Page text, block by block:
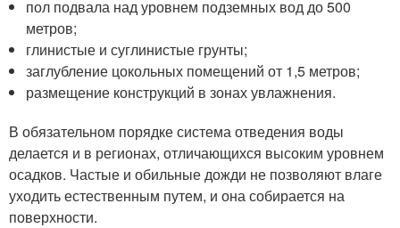
пол подвала над уровнем подземных вод до 500
метров;
глинистые и суглинистые грунты;
заглубление цокольных помещений от 1,5 метров;
размещение конструкций в зонах увлажнения.
В обязательном порядке система отведения воды
делается и в регионах, отличающихся высоким уровнем
осадков. Частые и обильные дожди не позволяют влаге
уходить естественным путем, и она собирается на
поверхности.